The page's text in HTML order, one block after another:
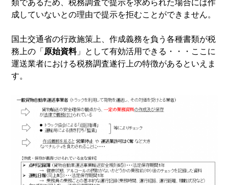
類であるため、税務調査で提示を求められた場合には作
成していないとの理由で提示を拒むことができません。
国土交通省の行政施策上、作成義務を負う各種書類が税
務上の「 原始資料」として有効活用できる・・・ここに
運送業者における税務調査遂行上の特徴があるといえま
す。